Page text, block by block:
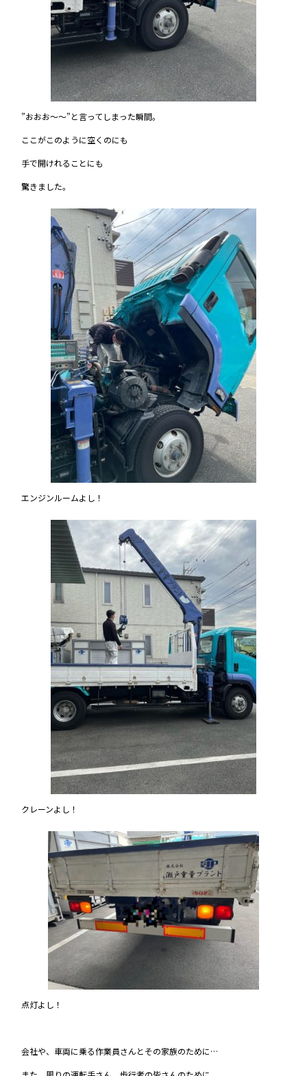
”おおお～～”と言ってしまった瞬間。
ここがこのように空くのにも
手で開けれることにも
驚きました。
エンジンルームよし！
クレーンよし！
点灯よし！
会社や、車両に乗る作業員さんとその家族のために…